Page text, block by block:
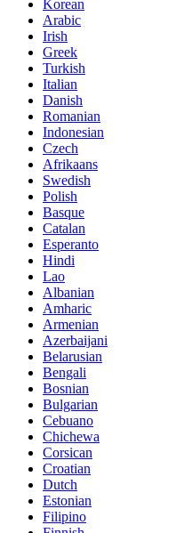
Korean
Arabic
Irish
Greek
Turkish
Italian
Danish
Romanian
Indonesian
Czech
Afrikaans
Swedish
Polish
Basque
Catalan
Esperanto
Hindi
Lao
Albanian
Amharic
Armenian
Azerbaijani
Belarusian
Bengali
Bosnian
Bulgarian
Cebuano
Chichewa
Corsican
Croatian
Dutch
Estonian
Filipino